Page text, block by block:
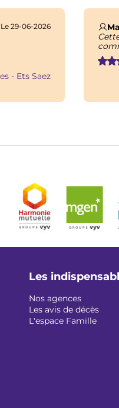
Le 29-06-2026
- Ets Saez
Image
Les
Nos agences
Les avis de décès
L'espace Famille